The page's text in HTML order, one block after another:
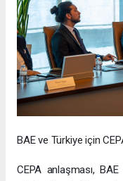
BAE ve Türkiye için
CEPA anlaşması,